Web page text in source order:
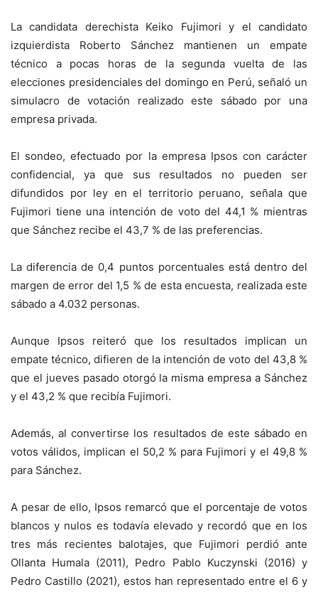
La candidata derechista Keiko Fujimori y el candidato
izquierdista Roberto Sánchez mantienen un empate
técnico a pocas horas de la segunda vuelta de las
elecciones presidenciales del domingo en Perú, señaló un
simulacro de votación realizado este sábado por una
empresa privada.
El sondeo, efectuado por la empresa Ipsos con carácter
confidencial, ya que sus resultados no pueden ser
difundidos por ley en el territorio peruano, señala que
Fujimori tiene una intención de voto del 44,1 % mientras
que Sánchez recibe el 43,7 % de las preferencias.
La diferencia de 0,4 puntos porcentuales está dentro del
margen de error del 1,5 % de esta encuesta, realizada este
sábado a 4.032 personas.
Aunque Ipsos reiteró que los resultados implican un
empate técnico, difieren de la intención de voto del 43,8 %
que el jueves pasado otorgó la misma empresa a Sánchez
y el 43,2 % que recibía Fujimori.
Además, al convertirse los resultados de este sábado en
votos válidos, implican el 50,2 % para Fujimori y el 49,8 %
para Sánchez.
A pesar de ello, Ipsos remarcó que el porcentaje de votos
blancos y nulos es todavía elevado y recordó que en los
tres más recientes balotajes, que Fujimori perdió ante
Ollanta Humala (2011), Pedro Pablo Kuczynski (2016) y
Pedro Castillo (2021), estos han representado entre el 6 y